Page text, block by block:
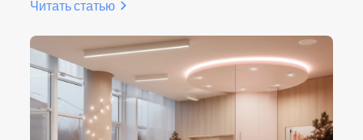
Читать статью